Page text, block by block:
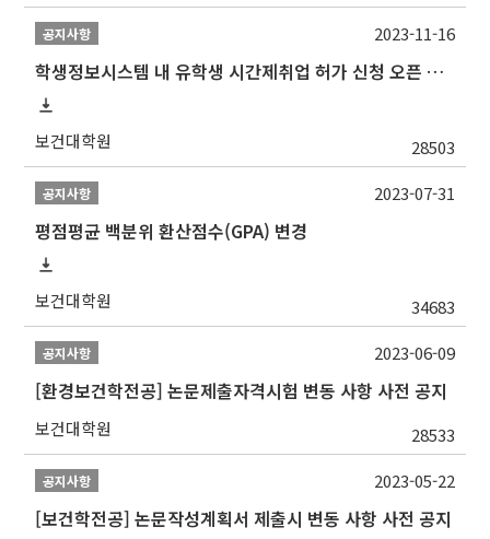
공지사항
학생정보시스템 내 유학생 시간제취업 허가 신청 오픈 안내
보건대학원 28503
2023-11-16
공지사항
평점평균 백분위 환산점수(GPA) 변경
보건대학원 34683
2023-07-31
공지사항
[환경보건학전공] 논문제출자격시험 변동 사항 사전 공지
보건대학원 28533
2023-06-09
공지사항
[보건학전공] 논문작성계획서 제출시 변동 사항 사전 공지
2023-05-22